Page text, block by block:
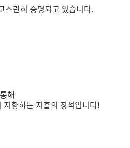
스란히 증명되고 있습니다.
해
지향하는 지흡의 정석입니다!